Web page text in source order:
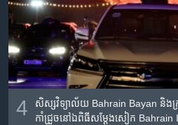
4
សិស្ស​វិទ្យាល័យ​ Bahrain Bayan និង​
កាំ​ជ្រួច​នៅ​ឯ​ពិធី​សម្ដែង​សៀក Bahrain